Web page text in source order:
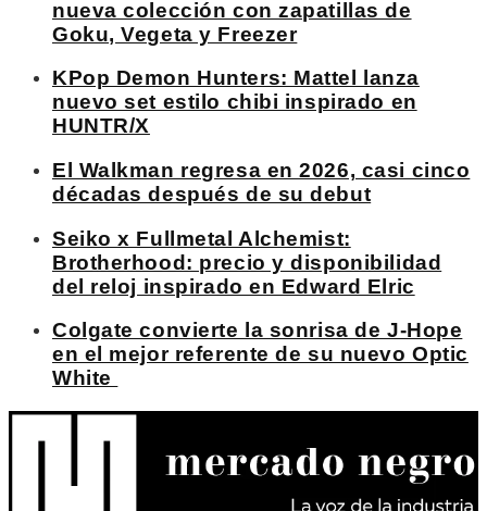
nueva colección con zapatillas de
Goku, Vegeta y Freezer
KPop Demon Hunters: Mattel lanza
nuevo set estilo chibi inspirado en
HUNTR/X
El Walkman regresa en 2026, casi cinco
décadas después de su debut
Seiko x Fullmetal Alchemist:
Brotherhood: precio y disponibilidad
del reloj inspirado en Edward Elric
Colgate convierte la sonrisa de J-Hope
en el mejor referente de su nuevo Optic
White